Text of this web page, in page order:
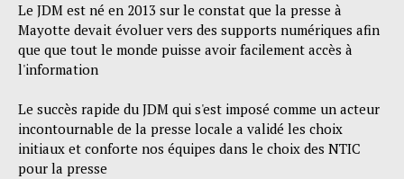
Le JDM est né en 2013 sur le constat que la presse à
Mayotte devait évoluer vers des supports numériques afin
que que tout le monde puisse avoir facilement accès à
l'information
Le succès rapide du JDM qui s'est imposé comme un acteur
incontournable de la presse locale a validé les choix
initiaux et conforte nos équipes dans le choix des NTIC
pour la presse